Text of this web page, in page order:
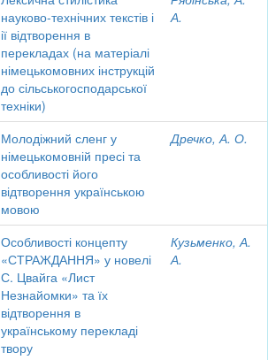
науково-технічних текстів і
ії відтворення в
перекладах (на матеріалі
німецькомовних інструкцій
до сільськогосподарської
техніки)
А.
Молодіжний сленг у
німецькомовній пресі та
особливості його
відтворення українською
мовою
Дречко, А. О.
Особливості концепту
«СТРАЖДАННЯ» у новелі
С. Цвайга «Лист
Незнайомки» та їх
відтворення в
українському перекладі
твору
Кузьменко, А.
А.